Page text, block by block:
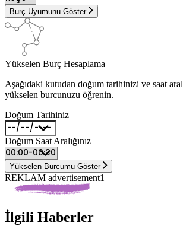
Burç Uyumunu Göster
Yükselen Burç Hesaplama
Aşağıdaki kutudan doğum tarihinizi ve saat
yükselen burcunuzu öğrenin.
Doğum Tarihiniz
Doğum Saat Aralığınız
Yükselen Burcumu Göster
REKLAM advertisement1
İlgili Haberler